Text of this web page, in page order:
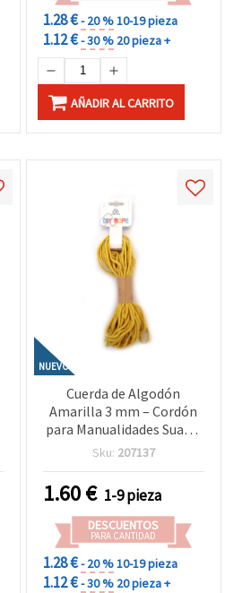
1.28 €- 20 %10-19 pieza
1.12 €- 30 % 20 pieza +
AÑADIR AL CARRITO
NUEVO
Cuerda de Algodón
Amarilla 3 mm – Cordón
para Manualidades Suave,
Resistente y Decorativo,
Sku: 207137
1.60€ 1-9 pieza
DESCUENTOS
PARA CANTIDAD
1.28 €- 20 %10-19 pieza
1.12 €- 30 % 20 pieza +